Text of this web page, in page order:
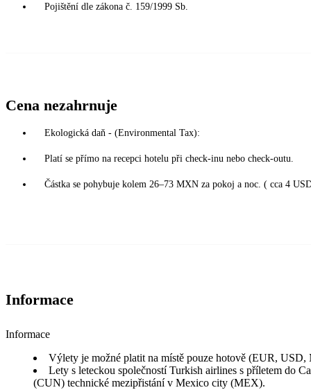
Pojištění dle zákona č. 159/1999 Sb.
Cena nezahrnuje
Ekologická daň - (Environmental Tax):
Platí se přímo na recepci hotelu při check-inu nebo check-outu.
Částka se pohybuje kolem 26–73 MXN za pokoj a noc. ( cca 4
Informace
Informace
Výlety je možné platit na místě pouze hotově (EUR,
Lety s leteckou společností Turkish airlines s příletem do
(CUN) technické mezipřistání v Mexico city (MEX).